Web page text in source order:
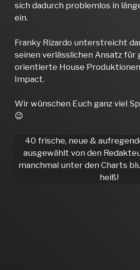
sich dadurch problemlos in
ein.
Franky Rizardo unterstreicht
seinen verlässlichen Ansatz für
orientierte House
Impact.
Wir wünschen Euch ganz viel
😉
40 frische, neue &
ausgewählt von den
manchmal unter den Charts
heiß!